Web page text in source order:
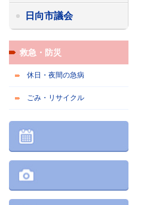
日向市議会
救急・防災
休日・夜間の急病
ごみ・リサイクル